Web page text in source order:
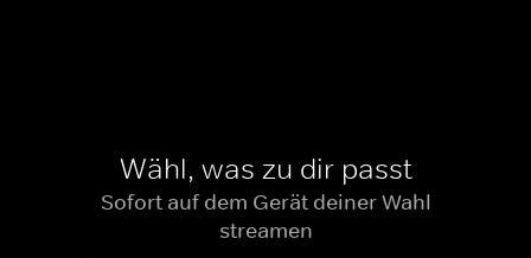
Wähl, was zu dir passt
Sofort auf dem Gerät deiner Wahl
streamen